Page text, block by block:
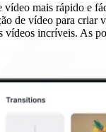
mais rápido e
de vídeo para criar
vídeos incríveis. As